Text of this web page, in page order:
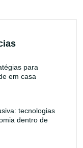
para
em casa
tecnologias
dentro de